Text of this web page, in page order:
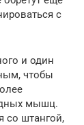
с
и один
чтобы
мышц.
со штангой,